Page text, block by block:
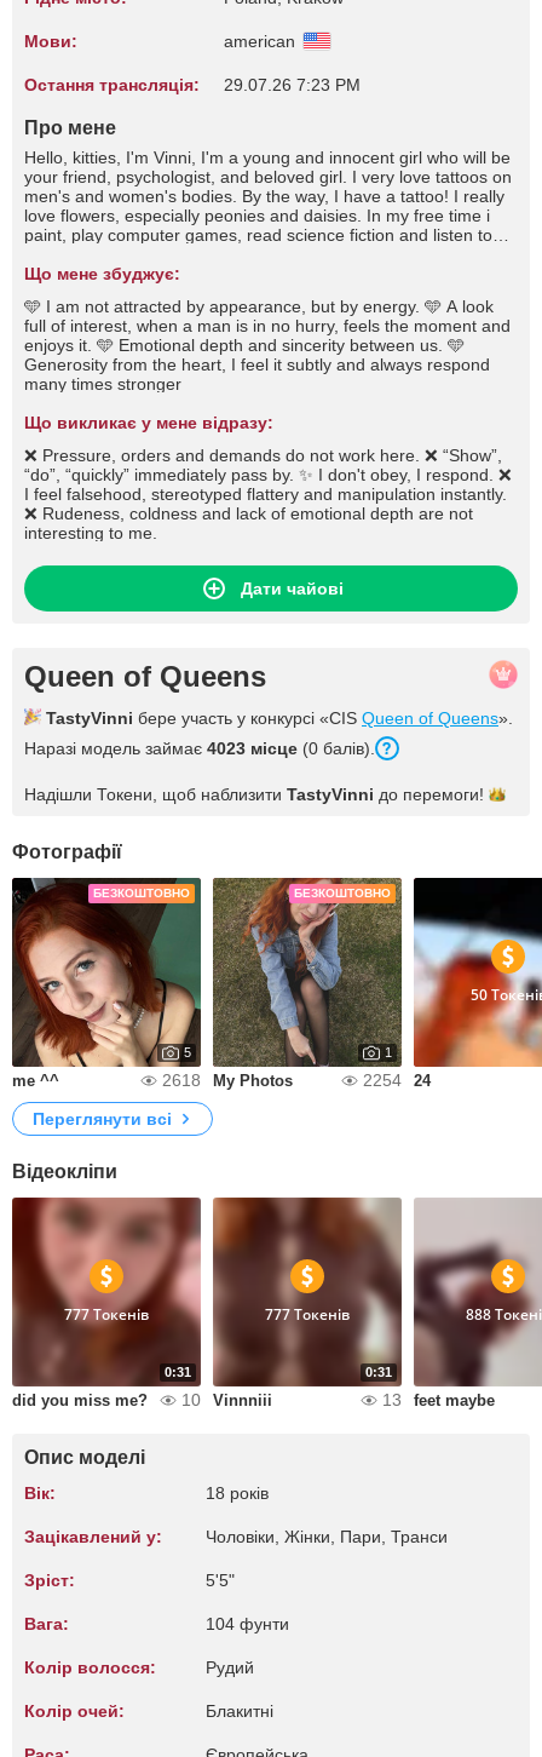
Мови: american
Остання трансляція: 29.07.26 7:23 PM
Про мене
Hello, kitties, I'm Vinni, I'm a young and innocent girl who will be
your friend, psychologist, and beloved girl. I very love tattoos on
men's and women's bodies. By the way, I have a tattoo! I really
love flowers, especially peonies and daisies. In my free time i
paint, play computer games, read science fiction and listen to
the guitar, and before i was 6 years old i took piano.
Що мене збуджує:
🩵 I am not attracted by appearance, but by energy. 🩵 A look
full of interest, when a man is in no hurry, feels the moment and
enjoys it. 🩵 Emotional depth and sincerity between us. 🩵
Generosity from the heart, I feel it subtly and always respond
many times stronger
Що викликає у мене відразу:
❌ Pressure, orders and demands do not work here. ❌ “Show”,
“do”, “quickly” immediately pass by. ✨ I don't obey, I respond. ❌
I feel falsehood, stereotyped flattery and manipulation instantly.
❌ Rudeness, coldness and lack of emotional depth are not
interesting to me.
Дати чайові
Queen of Queens
TastyVinni бере участь у конкурсі «CIS Queen of Queens».
Наразі модель займає 4023 місце (0 балів).
Надішли Токени, щоб наблизити TastyVinni до перемоги!
Фотографії
БЕЗКОШТОВНО
5
me ^^ 2618
БЕЗКОШТОВНО
1
My Photos 2254
50
24
Переглянути всі
Відеокліпи
0:31
777 Токенів
did you miss me? 10
0:31
777 Токенів
Vinnniii 13
888
feet maybe
Опис моделі
Вік: 18 років
Зацікавлений у: Чоловіки, Жiнки, Пари, Транси
Зріст: 5'5"
Вага: 104 фунти
Колір волосся: Рудий
Колір очей: Блакитні